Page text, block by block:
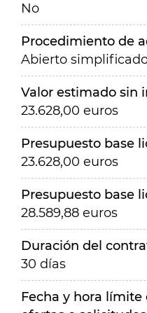
No
Procedimiento de
Abierto
Valor estimado sin
23.628,00 euros
Presupuesto base
23.628,00 euros
Presupuesto base
28.589,88 euros
Duración del
30 días
Fecha y hora